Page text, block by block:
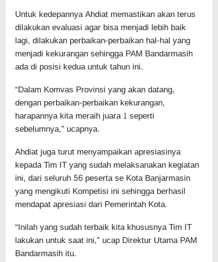
Untuk kedepannya Ahdiat memastikan akan terus
dilakukan evaluasi agar bisa menjadi lebih baik
lagi, dilakukan perbaikan-perbaikan hal-hal yang
menjadi kekurangan sehingga PAM Bandarmasih
ada di posisi kedua untuk tahun ini.
“Dalam Komvas Provinsi yang akan datang,
dengan perbaikan-perbaikan kekurangan,
harapannya kita meraih juara 1 seperti
sebelumnya,” ucapnya.
Ahdiat juga turut menyampaikan apresiasinya
kepada Tim IT yang sudah melaksanakan kegiatan
ini, dari seluruh 56 peserta se Kota Banjarmasin
yang mengikuti Kompetisi ini sehingga berhasil
mendapat apresiasi dari Pemerintah Kota.
“Inilah yang sudah terbaik kita khususnya Tim IT
lakukan untuk saat ini,” ucap Direktur Utama PAM
Bandarmasih itu.